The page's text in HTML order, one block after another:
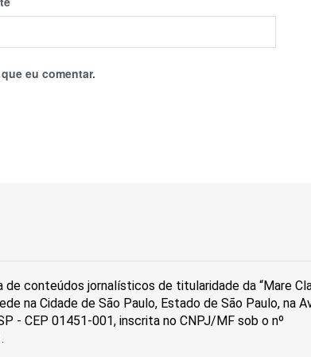
eu comentar.
de conteúdos jornalísticos de titularidade da “Mare
na Cidade de São Paulo, Estado de São Paulo, na
- CEP 01451-001, inscrita no CNPJ/MF sob o nº